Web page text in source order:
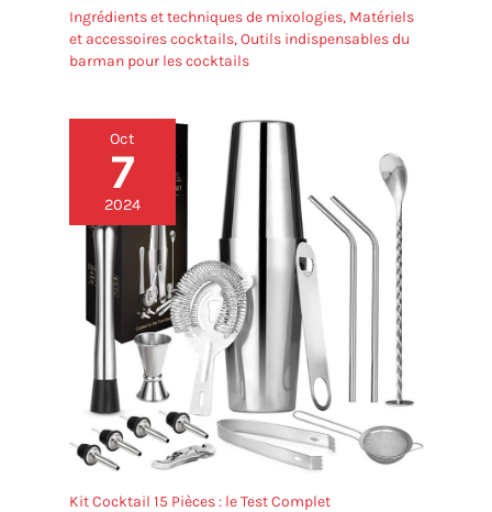
Ingrédients et techniques de mixologies, Matériels
et accessoires cocktails,Outils indispensables du
barman pour les cocktails
Oct
7
2024
Kit Cocktail 15 Pièces : le Test Complet